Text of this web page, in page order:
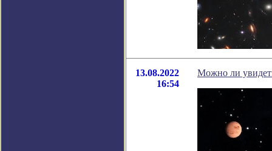
13.08.2022
16:54
Можно ли